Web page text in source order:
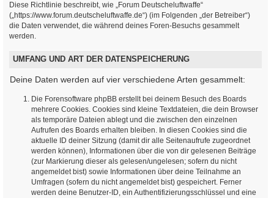
Diese Richtlinie beschreibt, wie „Forum Deutscheluftwaffe“
(„https://www.forum.deutscheluftwaffe.de“) (im Folgenden „der Betreiber“)
die Daten verwendet, die während deines Foren-Besuchs gesammelt
werden.
UMFANG UND ART DER DATENSPEICHERUNG
Deine Daten werden auf vier verschiedene Arten gesammelt:
Die Forensoftware phpBB erstellt bei deinem Besuch des Boards
mehrere Cookies. Cookies sind kleine Textdateien, die dein Browser
als temporäre Dateien ablegt und die zwischen den einzelnen
Aufrufen des Boards erhalten bleiben. In diesen Cookies sind die
aktuelle ID deiner Sitzung (damit dir alle Seitenaufrufe zugeordnet
werden können), Informationen über die von dir gelesenen Beiträge
(zur Markierung dieser als gelesen/ungelesen; sofern du nicht
angemeldet bist) sowie Informationen über deine Teilnahme an
Umfragen (sofern du nicht angemeldet bist) gespeichert. Ferner
werden deine Benutzer-ID, ein Authentifizierungsschlüssel und eine